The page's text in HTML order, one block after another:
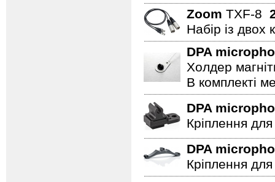
Zoom TXF-8
Набір із двох
DPA
Холдер
В комплекті
DPA
Кріплення
DPA
Кріплення